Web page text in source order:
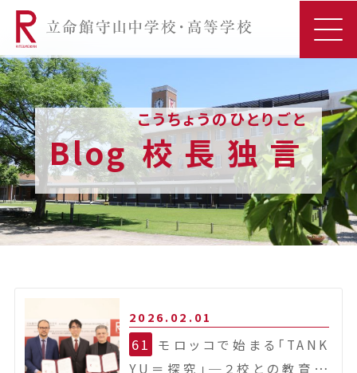
Blog校長独言
こうちょうのひとりごと
2026.02.01
61
モロッコで始まる「TANK
YU＝探究」 ─２校との教育交